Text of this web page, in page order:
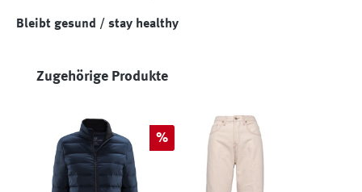
Bleibt gesund / stay healthy
Produktgalerie überspringen
Zugehörige Produkte
Rabatt
%